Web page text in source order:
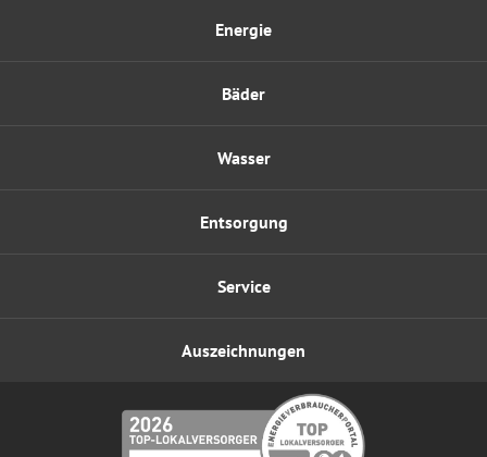
Energie
Wasser
Bäder
Entsorgung
Service
Auszeichnungen